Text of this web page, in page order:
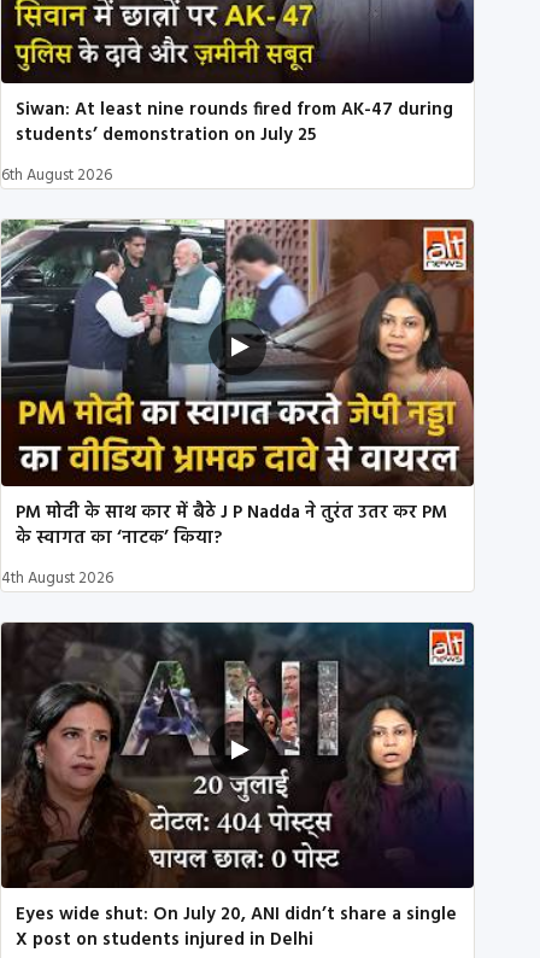
Siwan: At least nine rounds fired from AK-47 during
students’ demonstration on July 25
6th August 2026
PM मोदी के साथ कार में बैठे J P Nadda ने तुरंत उतर कर PM
के स्वागत का ‘नाटक’ किया?
4th August 2026
Eyes wide shut: On July 20, ANI didn’t share a single
X post on students injured in Delhi